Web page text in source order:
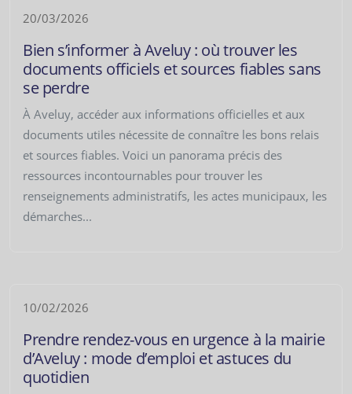
20/03/2026
Bien s’informer à Aveluy : où trouver les
documents officiels et sources fiables sans
se perdre
À Aveluy, accéder aux informations officielles et aux
documents utiles nécessite de connaître les bons relais
et sources fiables. Voici un panorama précis des
ressources incontournables pour trouver les
renseignements administratifs, les actes municipaux, les
démarches...
10/02/2026
Prendre rendez-vous en urgence à la mairie
d’Aveluy : mode d’emploi et astuces du
quotidien